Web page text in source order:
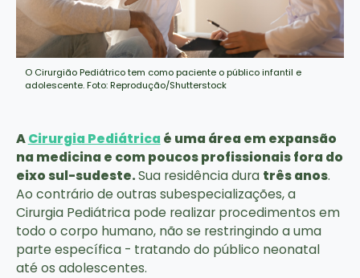
O Cirurgião Pediátrico tem como paciente o público infantil e
adolescente. Foto: Reprodução/Shutterstock
ACirurgia Pediátrica é uma área em expansão
na medicina e com poucos profissionais fora do
eixo sul-sudeste.Sua residência dura três anos.
Ao contrário de outras subespecializações, a
Cirurgia Pediátrica pode realizar procedimentos em
todo o corpo humano, não se restringindo a uma
parte específica - tratando do público neonatal
até os adolescentes.